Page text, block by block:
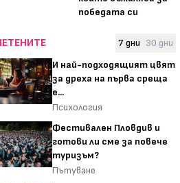
победата си
7 дни 30 дни
И най-подходящият цвят
за дреха на първа среща
е...
Психология
Фестивален Пловдив и
готови ли сме за повече
туризъм?
Пътуване